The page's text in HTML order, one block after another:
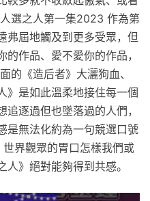
選之人第一集2023 作為第
弗屆地觸及到更多受眾，但
作品、愛不愛你的作品，
的《造后者》大灑狗血、
》是如此溫柔地接住每一個
逐過但也墜落過的人們，
是無法化約為一句競選口號
界觀眾的胃口怎樣我們或
》絕對能夠得到共感。